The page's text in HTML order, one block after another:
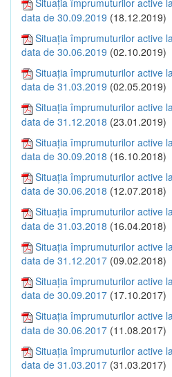
Situația împrumuturilor active
data de 30.09.2019 (18.12.2019)
Situația împrumuturilor active
data de 30.06.2019 (02.10.2019)
Situația împrumuturilor active
data de 31.03.2019 (02.05.2019)
Situația împrumuturilor active
data de 31.12.2018 (23.01.2019)
Situația împrumuturilor active
data de 30.09.2018 (16.10.2018)
Situația împrumuturilor active
data de 30.06.2018 (12.07.2018)
Situația împrumuturilor active
data de 31.03.2018 (16.04.2018)
Situația împrumuturilor active
data de 31.12.2017 (09.02.2018)
Situația împrumuturilor active
data de 30.09.2017 (17.10.2017)
Situația împrumuturilor active
data de 30.06.2017 (11.08.2017)
Situația împrumuturilor active
data de 31.03.2017 (31.03.2017)